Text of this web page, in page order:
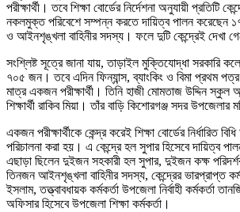
পরীক্ষার্থী। তবে শিক্ষা বোর্ডের নির্দেশনা অনুযায়ী প্রতিটি
নকলমুক্ত পরিবেশে সম্পন্ন করতে দায়িত্ব পালন করেছেন ১৭
ও আইনশৃঙ্খলা বাহিনীর সদস্য। ফলে দুটি কেন্দ্রেই দেখা
সংশ্লিষ্ট সূত্রে জানা যায়, তাড়াইল মুক্তিযোদ্ধা সরকারি
৭০৫ জন। তবে এদিন ফিন্যান্স, ব্যাংকিং ও বিমা প্রথম
মাত্র একজন পরীক্ষার্থী। তিনি হাজী মোমতাজ উদ্দিন স্কুল
শিক্ষার্থী রাকিব মিয়া। তাঁর বাড়ি কিশোরগঞ্জ সদর উপজেলার
একজন পরীক্ষার্থীকে কেন্দ্র করেই শিক্ষা বোর্ডের নির্ধারিত
পরিচালনা করা হয়। এ কেন্দ্রে হল সুপার হিসেবে দায়িত্ব
এছাড়া ছিলেন দুইজন সহকারী হল সুপার, দুইজন কক্ষ
তিনজন আইনশৃঙ্খলা বাহিনীর সদস্য, কেন্দ্রের ভারপ্রাপ্ত
ইসলাম, তত্ত্বাবধায়ক কর্মকর্তা উপজেলা নির্বাহী কর্মকর্তা
অফিসার হিসেবে উপজেলা শিক্ষা কর্মকর্তা।